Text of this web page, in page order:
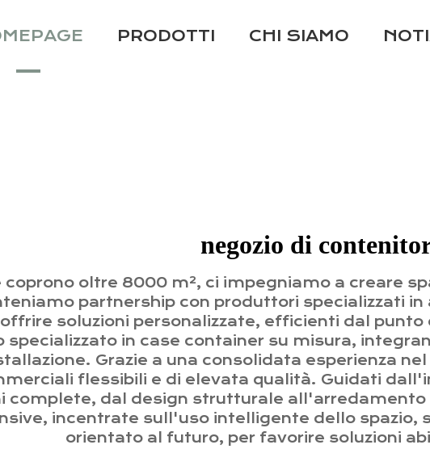
PRODOTTI CHI SIAMO
negozio di
coprono oltre 8000 m², ci impegniamo a creare
partnership con produttori specializzati
soluzioni personalizzate, efficienti dal
specializzato in case container su misura,
Grazie a una consolidata esperienza
flessibili e di elevata qualità. Guidati
complete, dal design strutturale
incentrate sull'uso intelligente dello spazio,
orientato al futuro, per favorire soluzioni